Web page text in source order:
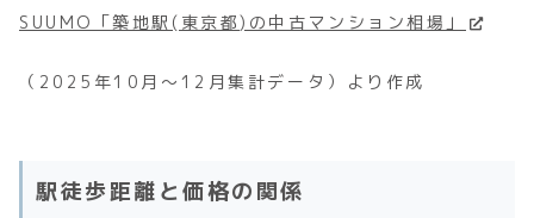
SUUMO「築地駅(東京都)の中古マンション相場」
（2025年10月～12月集計データ）より作成
駅徒歩距離と価格の関係